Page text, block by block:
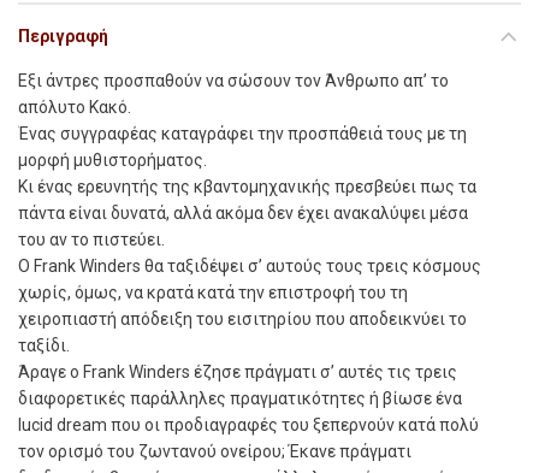
Περιγραφή
Eξι άντρες προσπαθούν να σώσουν τον Άνθρωπο απ’ το
απόλυτο Κακό.
Ένας συγγραφέας καταγράφει την προσπάθειά τους με τη
μορφή μυθιστορήματος.
Κι ένας ερευνητής της κβαντομηχανικής πρεσβεύει πως τα
πάντα είναι δυνατά, αλλά ακόμα δεν έχει ανακαλύψει μέσα
του αν το πιστεύει.
Ο Frank Winders θα ταξιδέψει σ’ αυτούς τους τρεις κόσμους
χωρίς, όμως, να κρατά κατά την επιστροφή του τη
χειροπιαστή απόδειξη του εισιτηρίου που αποδεικνύει το
ταξίδι.
Άραγε ο Frank Winders έζησε πράγματι σ’ αυτές τις τρεις
διαφορετικές παράλληλες πραγματικότητες ή βίωσε ένα
lucid dream που οι προδιαγραφές του ξεπερνούν κατά πολύ
τον ορισμό του ζωντανού ονείρου; Έκανε πράγματι